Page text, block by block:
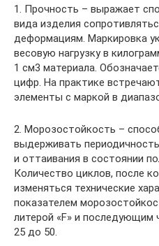
1. Прочность – выражает
вида изделия
деформациям. Маркировка
весовую нагрузку в
1 см3 материала.
цифр. На практике
элементы с маркой в
2. Морозостойкость –
выдерживать
и оттаивания в состоянии
Количество циклов, после
изменяться технические
показателем
литерой «F» и
25 до 50.